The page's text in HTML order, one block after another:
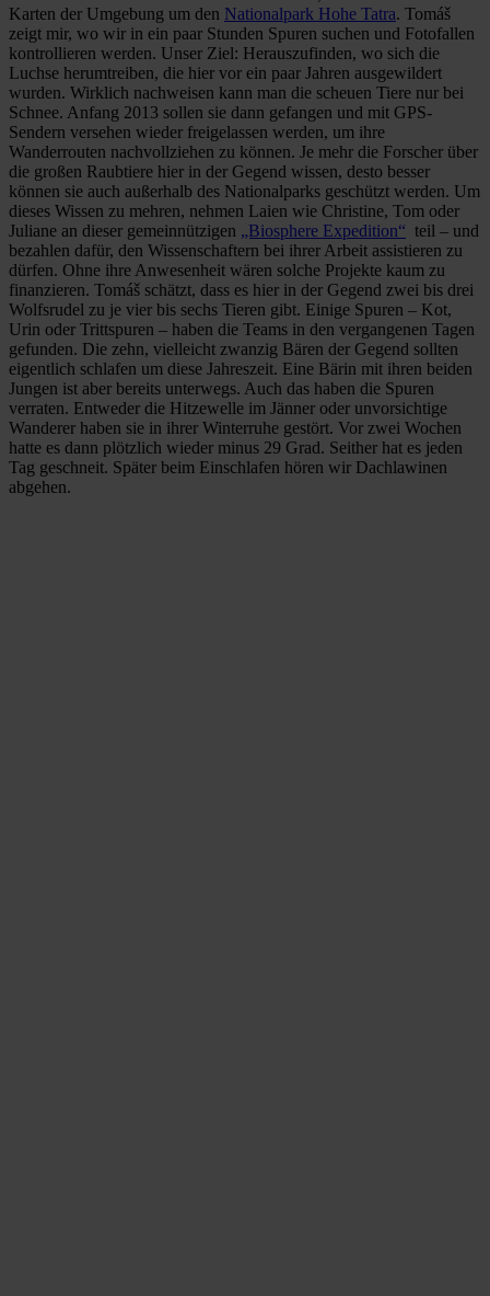
Karten der Umgebung um den Nationalpark Hohe Tatra. Tomáš
zeigt mir, wo wir in ein paar Stunden Spuren suchen und Fotofallen
kontrollieren werden. Unser Ziel: Herauszufinden, wo sich die
Luchse herumtreiben, die hier vor ein paar Jahren ausgewildert
wurden. Wirklich nachweisen kann man die scheuen Tiere nur bei
Schnee. Anfang 2013 sollen sie dann gefangen und mit GPS-
Sendern versehen wieder freigelassen werden, um ihre
Wanderrouten nachvollziehen zu können. Je mehr die Forscher über
die großen Raubtiere hier in der Gegend wissen, desto besser
können sie auch außerhalb des Nationalparks geschützt werden. Um
dieses Wissen zu mehren, nehmen Laien wie Christine, Tom oder
Juliane an dieser gemeinnützigen „Biosphere Expedition“ teil – und
bezahlen dafür, den Wissenschaftern bei ihrer Arbeit assistieren zu
dürfen. Ohne ihre Anwesenheit wären solche Projekte kaum zu
finanzieren. Tomáš schätzt, dass es hier in der Gegend zwei bis drei
Wolfsrudel zu je vier bis sechs Tieren gibt. Einige Spuren – Kot,
Urin oder Trittspuren – haben die Teams in den vergangenen Tagen
gefunden. Die zehn, vielleicht zwanzig Bären der Gegend sollten
eigentlich schlafen um diese Jahreszeit. Eine Bärin mit ihren beiden
Jungen ist aber bereits unterwegs. Auch das haben die Spuren
verraten. Entweder die Hitzewelle im Jänner oder unvorsichtige
Wanderer haben sie in ihrer Winterruhe gestört. Vor zwei Wochen
hatte es dann plötzlich wieder minus 29 Grad. Seither hat es jeden
Tag geschneit. Später beim Einschlafen hören wir Dachlawinen
abgehen.